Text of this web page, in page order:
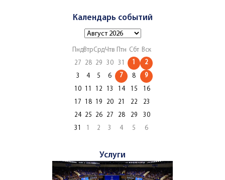
Календарь событий
ПндВтрСрдЧтв Птн Сбт Вск
27
28 29 30 31 1 2
3 4 5 6 7 8 9
10 11 12 13 14 15
16
17
18 19 20 21 22
23
24
25 26 27 28 29
30
31
1 2 3 4 5 6
Услуги